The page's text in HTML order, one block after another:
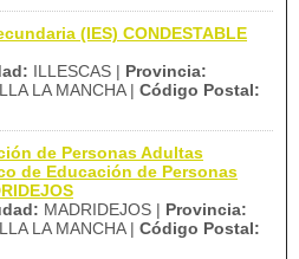
(IES) CONDESTABLE
ILLESCAS | Provincia:
LA MANCHA | Código Postal:
de Personas Adultas
de Educación de Personas
MADRIDEJOS | Provincia:
LA MANCHA | Código Postal: